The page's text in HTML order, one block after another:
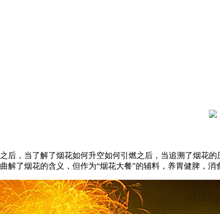
后，当了解了烟花如何升空如何引燃之后，当追溯了烟花
解了烟花的含义，但作为“烟花大餐”的辅料，养胃健脾，消